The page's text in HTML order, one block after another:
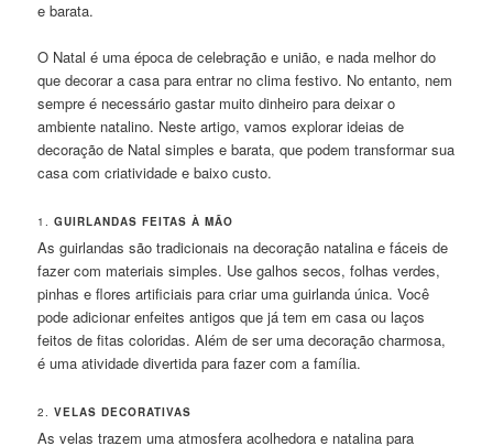
e barata.
O Natal é uma época de celebração e união, e nada melhor do
que decorar a casa para entrar no clima festivo. No entanto, nem
sempre é necessário gastar muito dinheiro para deixar o
ambiente natalino. Neste artigo, vamos explorar ideias de
decoração de Natal simples e barata, que podem transformar sua
casa com criatividade e baixo custo.
1.GUIRLANDAS FEITAS À MÃO
As guirlandas são tradicionais na decoração natalina e fáceis de
fazer com materiais simples. Use galhos secos, folhas verdes,
pinhas e flores artificiais para criar uma guirlanda única. Você
pode adicionar enfeites antigos que já tem em casa ou laços
feitos de fitas coloridas. Além de ser uma decoração charmosa,
é uma atividade divertida para fazer com a família.
2.VELAS DECORATIVAS
As velas trazem uma atmosfera acolhedora e natalina para